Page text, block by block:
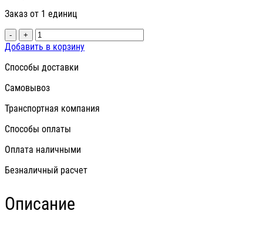
Заказ от 1 единиц
- +
Добавить в корзину
Способы доставки
Самовывоз
Транспортная компания
Способы оплаты
Оплата наличными
Безналичный расчет
Описание